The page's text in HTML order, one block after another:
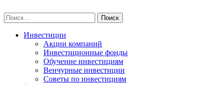
to
content
Найти:
Инвестиции
Акции компаний
Инвестиционные фонды
Обучение инвестициям
Венчурные инвестиции
Советы по инвестициям